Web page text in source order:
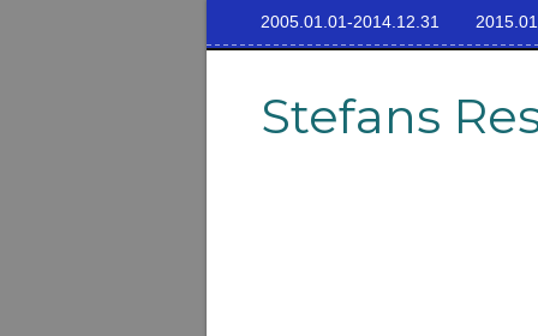
2005.01.01-2014.12.31
Stefans